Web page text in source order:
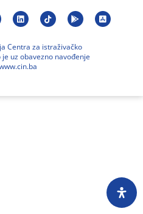
Centra za istraživačko
uz obavezno navođenje